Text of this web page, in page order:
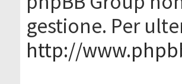
gestione. Per
http://